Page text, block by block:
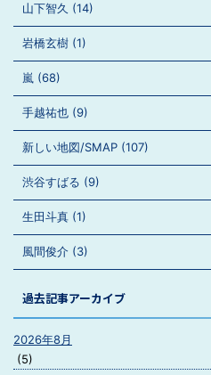
山下智久 (14)
岩橋玄樹 (1)
嵐 (68)
手越祐也 (9)
新しい地図/SMAP (107)
渋谷すばる (9)
生田斗真 (1)
風間俊介 (3)
過去記事アーカイブ
2026年8月
(5)